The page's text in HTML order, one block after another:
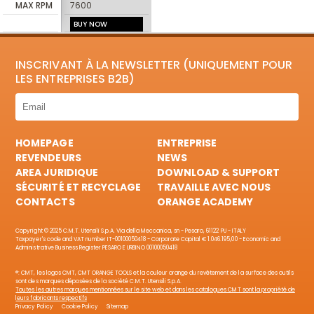
MAX RPM
7600
BUY NOW
INSCRIVANT À LA NEWSLETTER (UNIQUEMENT POUR
LES ENTREPRISES B2B)
HOMEPAGE
ENTREPRISE
REVENDEURS
NEWS
AREA JURIDIQUE
DOWNLOAD & SUPPORT
SÉCURITÉ ET RECYCLAGE
TRAVAILLE AVEC NOUS
CONTACTS
ORANGE ACADEMY
Copyright © 2025 C.M.T. Utensili S.p.A. Via della Meccanica, sn - Pesaro, 61122 PU - ITALY
Taxpayer's code and VAT number IT-00100050418 - Corporate Capital € 1.046.195,00 - Economic and
Administrative Business Register PESARO E URBINO 00100050418
®: CMT, les logos CMT, CMT ORANGE TOOLS et la couleur orange du revêtement de la surface des outils
sont des marques déposées de la société C.M.T. Utensili S.p.A.
Toutes les autres marques mentionnées sur le site web et dans les catalogues CMT sont la propriété de
leurs fabricants respectifs
Privacy Policy
Cookie Policy Sitemap